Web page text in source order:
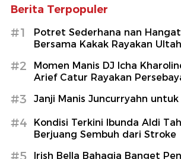
Berita Terpopuler
#1
Potret Sederhana nan
Bersama Kakak Rayakan
#2
Momen Manis DJ Icha
Arief Catur Rayakan
#3 Janji Manis Juncurryahn
#4
Kondisi Terkini Ibunda Aldi
Berjuang Sembuh dari Stroke
#5
Irish Bella Bahagia Banget